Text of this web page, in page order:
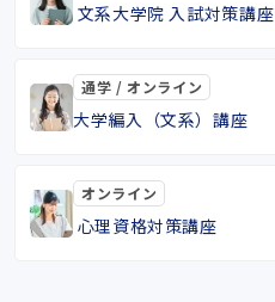
文系大学院 入試対策講座
通学 / オンライン
大学編入（文系）講座
オンライン
心理資格対策講座